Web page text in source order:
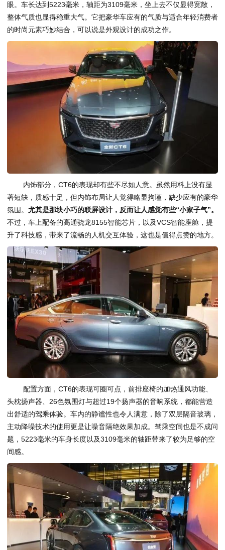
眼。车长达到5223毫米，轴距为3109毫米，坐上去不仅显得宽敞，
整体气质也显得稳重大气。它把豪华车应有的气质与适合年轻消费者
的时尚元素巧妙结合，可以说是外观设计的成功之作。
内饰部分，CT6的表现却有些不尽如人意。虽然用料上没有显
著短缺，质感十足，但内饰布局让人觉得略显拘谨，缺少应有的豪华
氛围。 尤其是那块小巧的联屏设计，反而让人感觉有些“小家子气”。
不过，车上配备的高通骁龙8155智能芯片，以及VCS智能座舱，提
升了科技感，带来了流畅的人机交互体验，这也是值得点赞的地方。
配置方面，CT6的表现可圈可点，前排座椅的加热通风功能、
头枕扬声器、26色氛围灯与超过19个扬声器的音响系统，都能营造
出舒适的驾乘体验。车内的静谧性也令人满意，除了双层隔音玻璃，
主动降噪技术的使用更是让噪音隔绝效果加成。驾乘空间也是不成问
题，5223毫米的车身长度以及3109毫米的轴距带来了较为足够的空
间感。